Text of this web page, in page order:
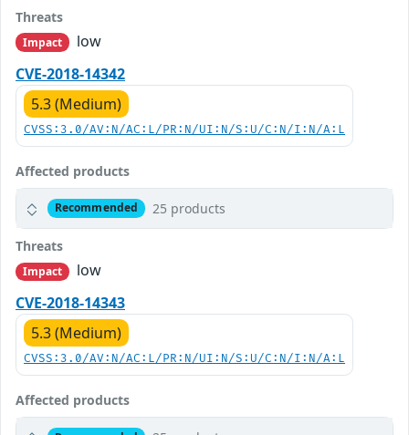
Threats
Impact
low
CVE-2018-14342
5.3 (Medium)
CVSS:3.0/AV:N/AC:L/PR:N/UI:N/S:U/C:N/I:N/A:L
Affected products
Recommended 25 products
Threats
Impact
low
CVE-2018-14343
5.3 (Medium)
CVSS:3.0/AV:N/AC:L/PR:N/UI:N/S:U/C:N/I:N/A:L
Affected products